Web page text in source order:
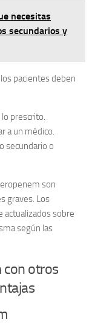
necesitas
secundarios y
pacientes deben
prescrito.
a un médico.
secundario o
son
graves. Los
actualizados sobre
según las
con otros